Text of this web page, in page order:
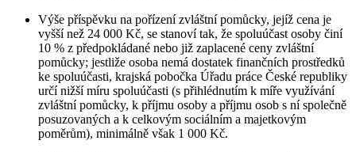
Výše příspěvku na pořízení zvláštní pomůcky, jejíž cena je
vyšší než 24 000 Kč, se stanoví tak, že spoluúčast osoby činí
10 % z předpokládané nebo již zaplacené ceny zvláštní
pomůcky; jestliže osoba nemá dostatek finančních prostředků
ke spoluúčasti, krajská pobočka Úřadu práce České republiky
určí nižší míru spoluúčasti (s přihlédnutím k míře využívání
zvláštní pomůcky, k příjmu osoby a příjmu osob s ní společně
posuzovaných a k celkovým sociálním a majetkovým
poměrům), minimálně však 1 000 Kč.